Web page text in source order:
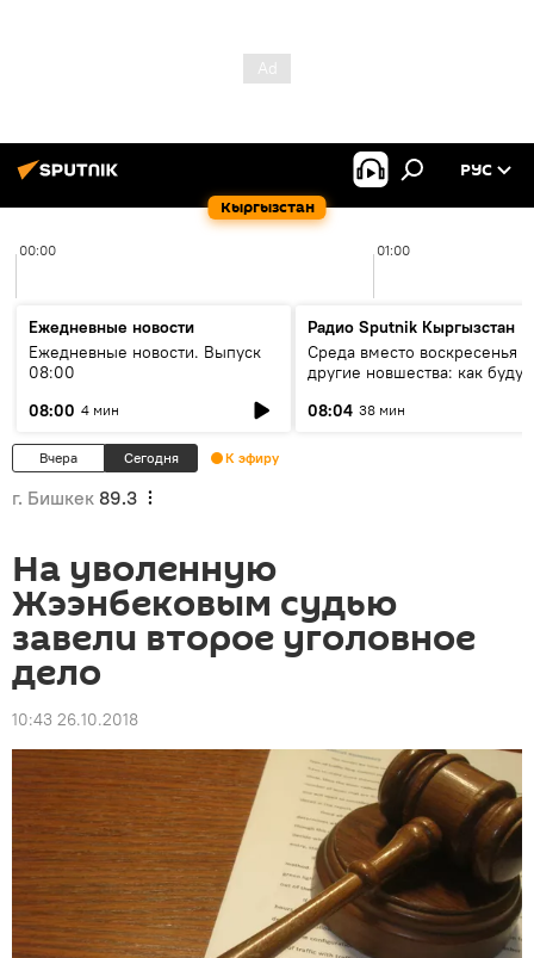
Кыргызстан
РУС
00:00 01:00
Ежедневные новости
Ежедневные новости. Выпуск
08:00
08:00 4 мин
Радио Sputnik Кыргызстан
Среда вместо воскресенья и
другие новшества: как будут
08:04 38 мин
Вчера Сегодня К эфиру
г. Бишкек 89.3
На уволенную
Жээнбековым судью
завели второе уголовное
дело
10:43 26.10.2018